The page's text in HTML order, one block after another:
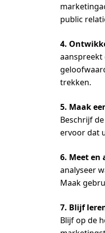
public
4.
aanspreekt
trekken.
5. Maak
Beschrijf
ervoor dat
6. Meet en
analyseer
Maak
7. Blijf
Blijf op de